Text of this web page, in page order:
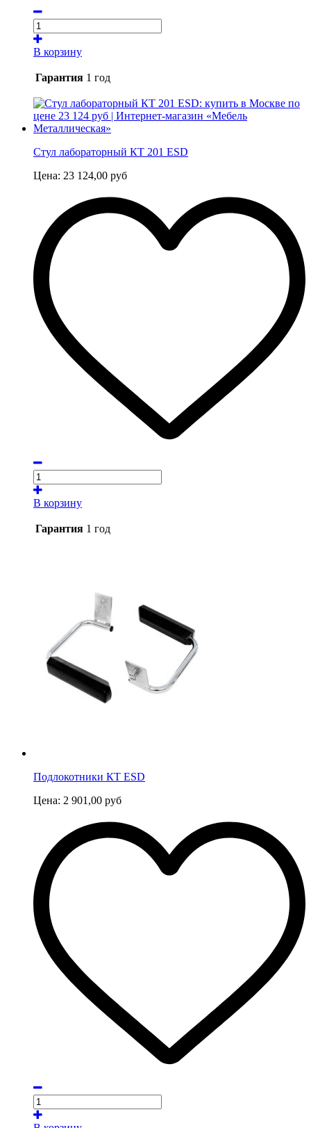
В корзину
Гарантия 1 год
Стул лабораторный КТ 201 ESD
Цена: 23 124,00 руб
В корзину
Гарантия 1 год
Подлокотники КТ ESD
Цена: 2 901,00 руб